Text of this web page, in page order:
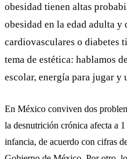
obesidad tienen altas
obesidad en la edad adulta y
cardiovasculares o diabetes
tema de estética: hablamos
escolar, energía para jugar
En México conviven dos
la desnutrición crónica afecta a
infancia, de acuerdo con cifras